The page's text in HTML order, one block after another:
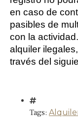
en caso de
pasibles de
con la
alquiler
través del
Tags: